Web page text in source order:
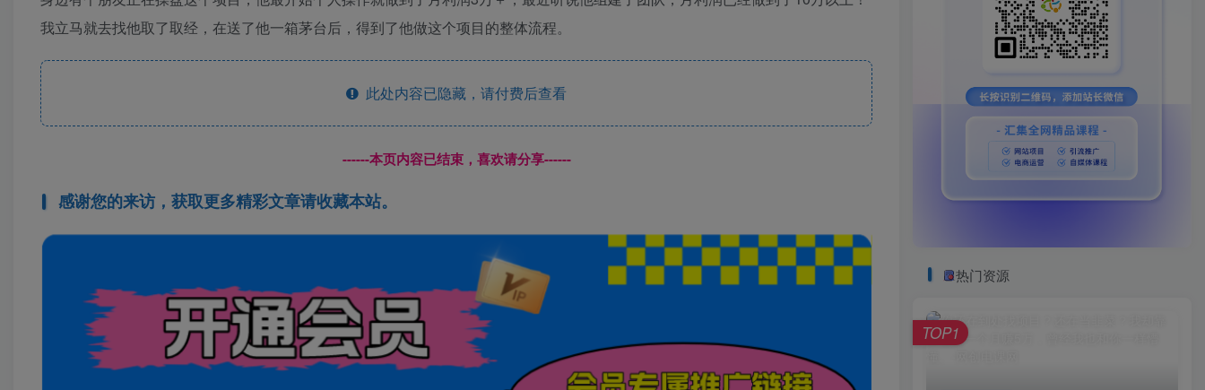
我立马就去找他取了取经，在送了他一箱茅台后，得到了他做这个项目的整体流程。
此处内容已隐藏，请付费后查看
------本页内容已结束，喜欢请分享------
感谢您的来访，获取更多精彩文章请收藏本站。
热门资源
TOP1